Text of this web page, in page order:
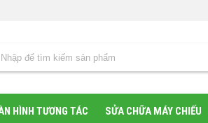
HÌNH TƯƠNG TÁC SỬA CHỮA MÁY CHIẾU